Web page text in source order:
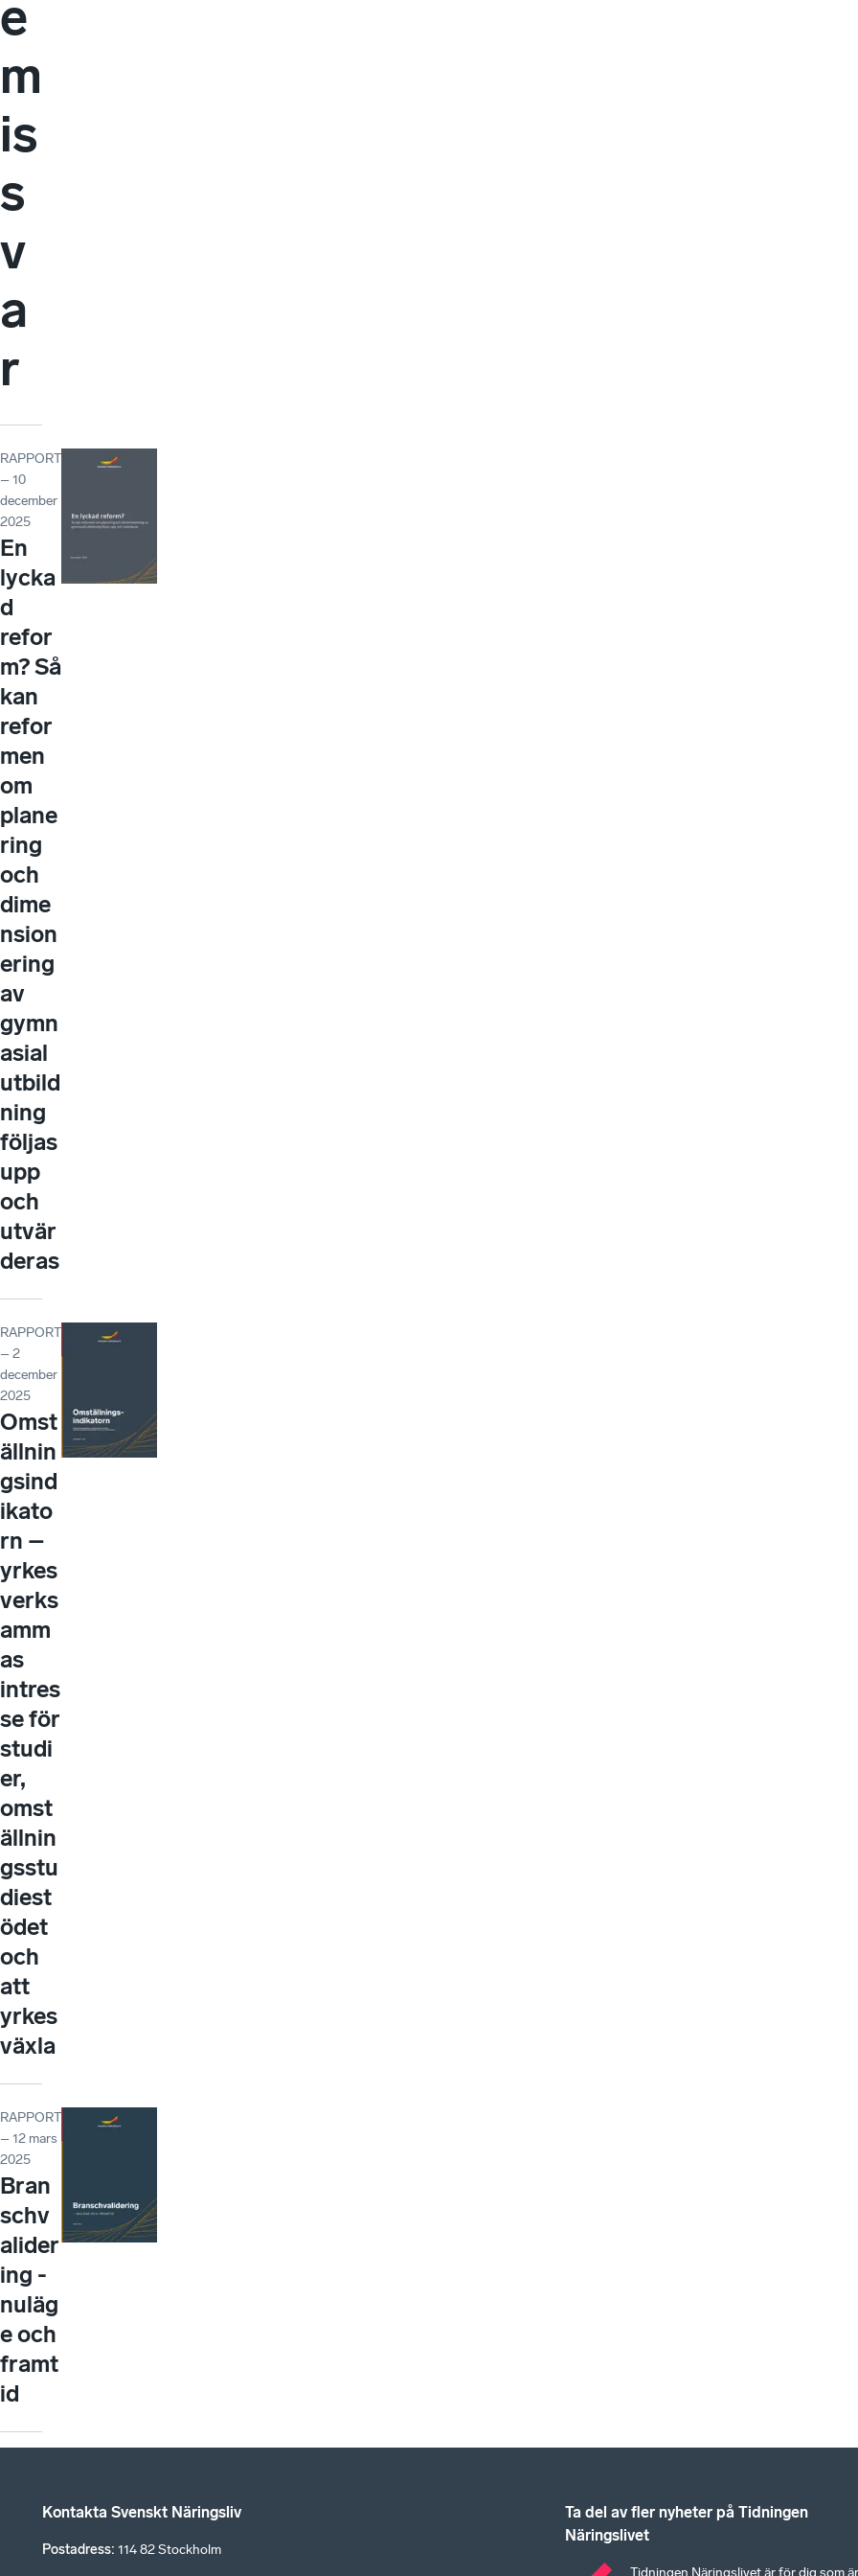
e
m
is
s
v
a
r
RAPPORT
– 10
december
2025
En
lycka
d
refor
m? Så
kan
refor
men
om
plane
ring
och
dime
nsion
ering
av
gymn
asial
utbild
ning
följas
upp
och
utvär
deras
RAPPORT
– 2
december
2025
Omst
ällnin
gsind
ikato
rn –
yrkes
verks
amm
as
intres
se för
studi
er,
omst
ällnin
gsstu
diest
ödet
och
att
yrkes
växla
RAPPORT
– 12 mars
2025
Bran
schv
alider
ing -
nuläg
e och
framt
id
Kontakta Svenskt Näringsliv
Postadress: 114 82 Stockholm
Ta del av fler nyheter på Tidningen
Näringslivet
Tidningen Näringslivet är för dig som är